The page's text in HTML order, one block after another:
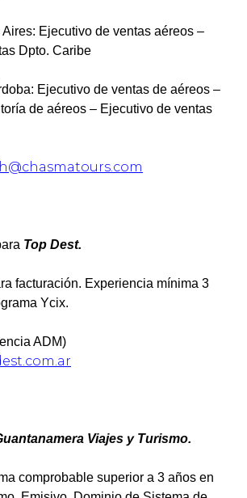
Ejecutivo de ventas aéreos –
Dpto. Caribe
Ejecutivo de ventas de aéreos –
de aéreos – Ejecutivo de ventas
Top Dest.
facturación. Experiencia mínima 3
Ycix.
ADM)
Viajes y Turismo.
comprobable superior a 3 años en